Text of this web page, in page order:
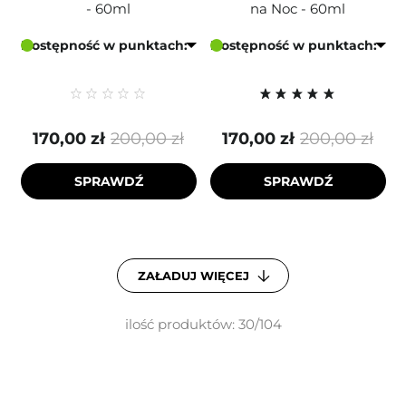
- 60ml
Dostępność w punktach:
200,00 zł
170,00 zł
SPRAWDŹ
na Noc - 60ml
Dostępność w punktach:
200,00 zł
170,00 zł
SPRAWDŹ
ZAŁADUJ WIĘCEJ
ilość produktów: 30/104